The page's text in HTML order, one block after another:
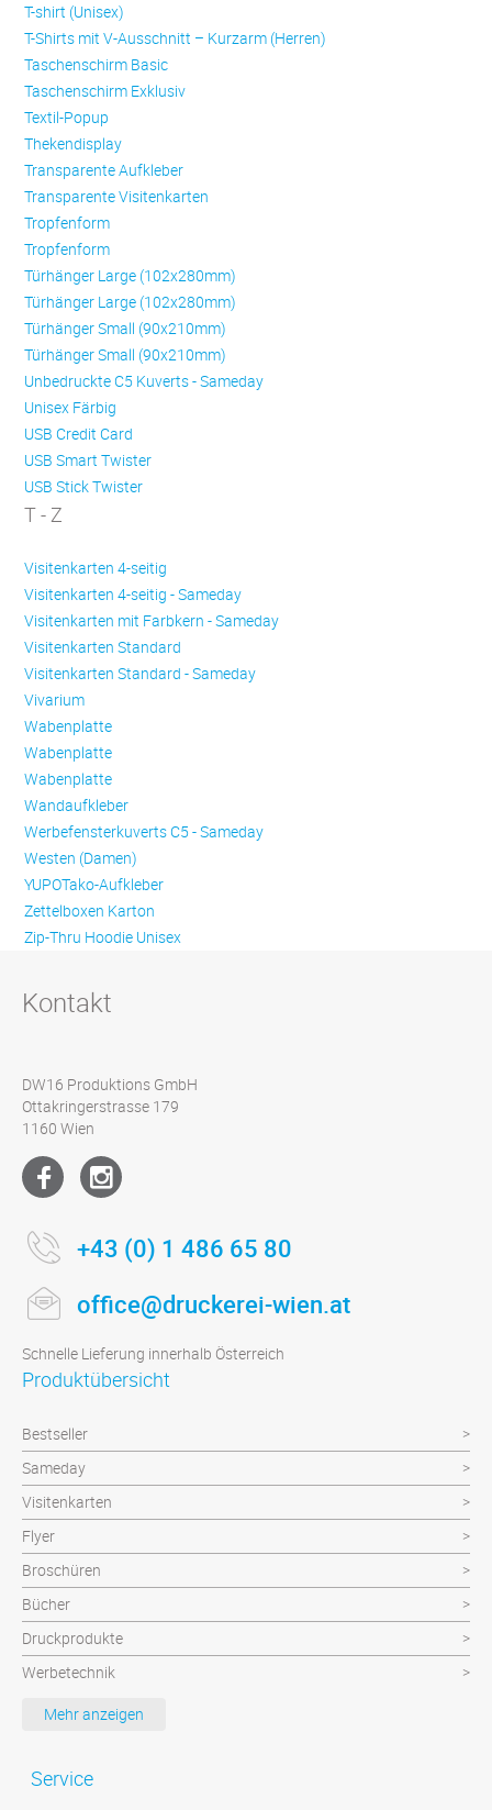
T-shirt (Unisex)
T-Shirts mit V-Ausschnitt – Kurzarm (Herren)
Taschenschirm Basic
Taschenschirm Exklusiv
Textil-Popup
Thekendisplay
Transparente Aufkleber
Transparente Visitenkarten
Trop­fen­form
Trop­fen­form
Türhänger Large (102x280mm)
Türhänger Large (102x280mm)
Türhänger Small (90x210mm)
Türhänger Small (90x210mm)
Unbedruckte C5 Kuverts - Sameday
Unisex Färbig
USB Credit Card
USB Smart Twister
USB Stick Twister
T - Z
Visitenkarten 4-seitig
Visitenkarten 4-seitig - Sameday
Visitenkarten mit Farbkern - Sameday
Visitenkarten Standard
Visitenkarten Standard - Sameday
Vivarium
Wabenplatte
Wabenplatte
Wabenplatte
Wandaufkleber
Werbefensterkuverts C5 - Sameday
Westen (Damen)
YUPOTako-Aufkleber
Zettelboxen Karton
Zip-Thru Hoodie Unisex
Kontakt
DW16 Produktions GmbH
Ottakringerstrasse 179
1160 Wien
+43 (0) 1 486 65 80
office@druckerei-wien.at
Schnelle Lieferung innerhalb Österreich
Produktübersicht
Bestseller
Sameday
Visitenkarten
Flyer
Broschüren
Bücher
Druckprodukte
Werbetechnik
Werbeartikel
Plattendruck und Schilder
Mehr anzeigen
Service